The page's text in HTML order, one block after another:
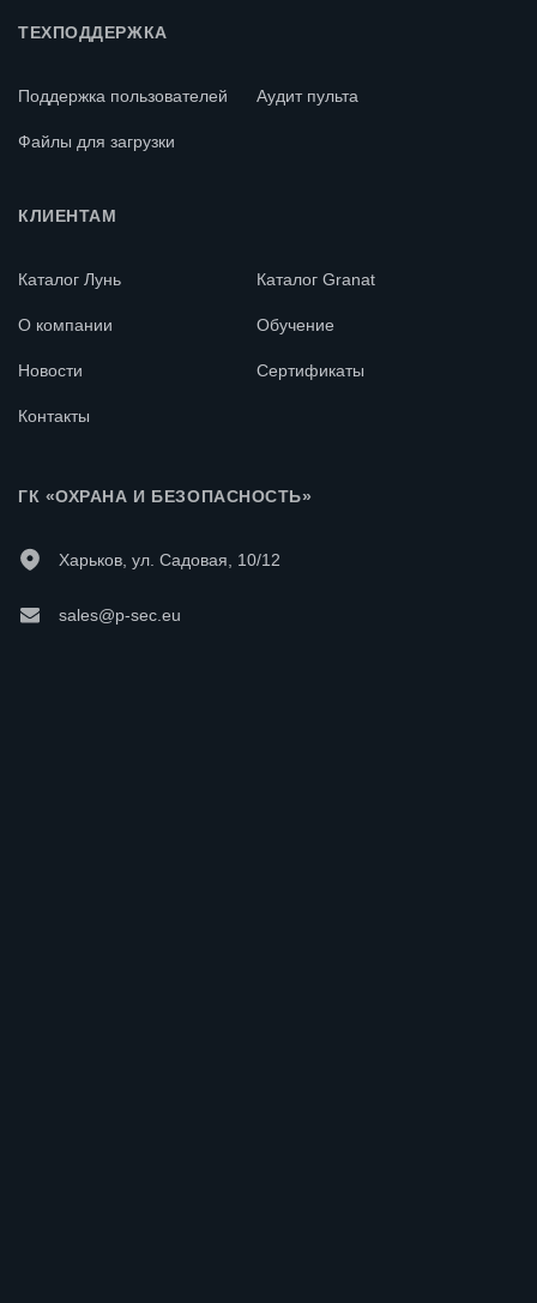
ТЕХПОДДЕРЖКА
Поддержка пользователей Аудит пульта
Файлы для загрузки
КЛИЕНТАМ
Каталог Лунь Каталог Granat
О компании Обучение
Новости Сертификаты
Контакты
ГК «ОХРАНА И БЕЗОПАСНОСТЬ»
Харьков, ул. Садовая, 10/12
sales@p-sec.eu